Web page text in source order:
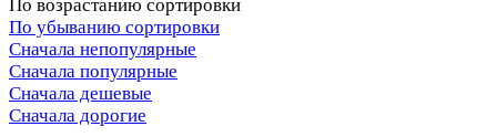
По возрастанию сортировки
По убыванию сортировки
Сначала непопулярные
Сначала популярные
Сначала дешевые
Сначала дорогие